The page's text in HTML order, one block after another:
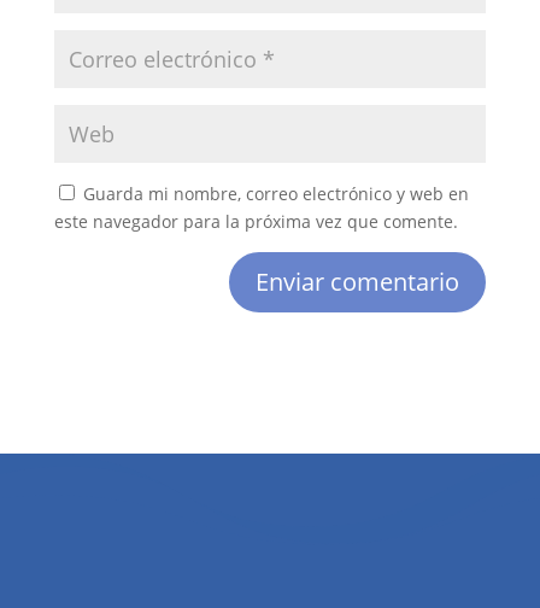
Guarda mi nombre, correo electrónico y web en
este navegador para la próxima vez que comente.